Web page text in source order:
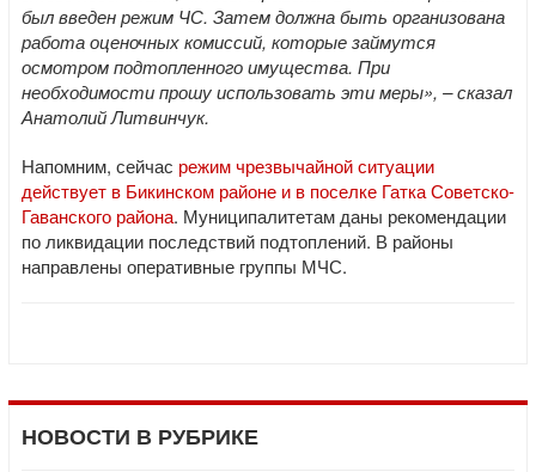
был введен режим ЧС. Затем должна быть организована
работа оценочных комиссий, которые займутся
осмотром подтопленного имущества. При
необходимости прошу использовать эти меры», – сказал
Анатолий Литвинчук.
Напомним, сейчас режим чрезвычайной ситуации
действует в Бикинском районе и в поселке Гатка Советско-
Гаванского района. Муниципалитетам даны рекомендации
по ликвидации последствий подтоплений. В районы
направлены оперативные группы МЧС.
НОВОСТИ В РУБРИКЕ